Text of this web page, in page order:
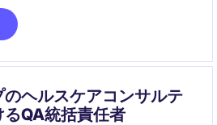
において、規制対応から関係部
ることができます。
ヘルスケアコンサルテ
るQA統括責任者